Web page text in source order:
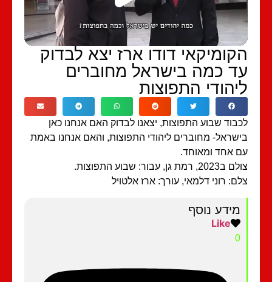
דודו ארז יצא לבדוק
כמה בישראל מחוברים
התפוצות
שבוע התפוצות, יצאנו לבדוק האם אנחנו כאן
מחוברים ליהודי התפוצות, והאם אנחנו באמת
אחד ומאוחד.
רוני דלמאי, עורך: ארז אלטויל
מידע נוסף